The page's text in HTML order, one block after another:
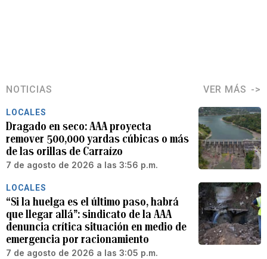
NOTICIAS VER MÁS
LOCALES
Dragado en seco: AAA proyecta
remover 500,000 yardas cúbicas o más
de las orillas de Carraízo
7 de agosto de 2026 a las 3:56 p.m.
LOCALES
“Si la huelga es el último paso, habrá
que llegar allá”: sindicato de la AAA
denuncia crítica situación en medio de
emergencia por racionamiento
7 de agosto de 2026 a las 3:05 p.m.